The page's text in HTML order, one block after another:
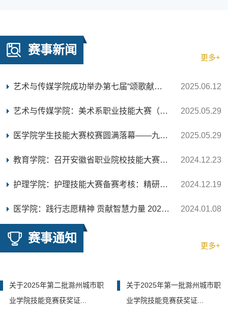
赛事新闻
更多+
艺术与传媒学院成功举办第七届“颂歌献给亲爱的党... 2025.06.12
艺术与传媒学院：美术系职业技能大赛（手工艺术设... 2025.05.29
医学院学生技能大赛校赛圆满落幕——九大赛项展医... 2025.05.29
教育学院：召开安徽省职业院校技能大赛备赛工作推进会 2024.12.23
护理学院：护理技能大赛备赛考核：精研技艺，严阵以待 2024.12.19
医学院：践行志愿精神 贡献智慧力量 2023年“中银... 2024.01.08
赛事通知
更多+
关于2025年第二批滁州城市职
业学院技能竞赛获奖证...
关于2025年第一批滁州城市职
业学院技能竞赛获奖证...